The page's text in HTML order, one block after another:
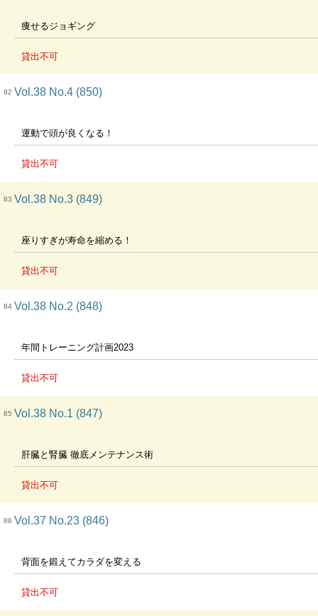
痩せるジョギング
貸出不可
82 Vol.38 No.4 (850)
運動で頭が良くなる！
貸出不可
83 Vol.38 No.3 (849)
座りすぎが寿命を縮める！
貸出不可
84 Vol.38 No.2 (848)
年間トレーニング計画2023
貸出不可
85 Vol.38 No.1 (847)
肝臓と腎臓 徹底メンテナンス術
貸出不可
86 Vol.37 No.23 (846)
背面を鍛えてカラダを変える
貸出不可